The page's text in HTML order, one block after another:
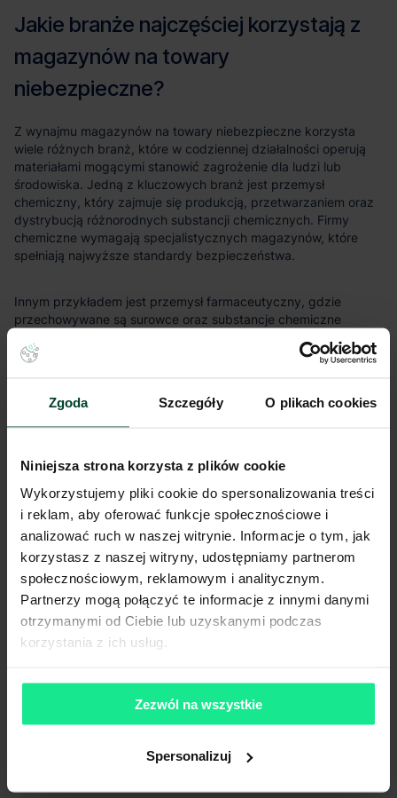
Zgoda Szczegóły O plikach cookies
Niniejsza strona korzysta z plików cookie
Wykorzystujemy pliki cookie do spersonalizowania treści
i reklam, aby oferować funkcje społecznościowe i
analizować ruch w naszej witrynie. Informacje o tym, jak
korzystasz z naszej witryny, udostępniamy partnerom
społecznościowym, reklamowym i analitycznym.
Partnerzy mogą połączyć te informacje z innymi danymi
otrzymanymi od Ciebie lub uzyskanymi podczas
korzystania z ich usług.
Zezwól na wszystkie
Spersonalizuj
Logistyka i transport to kolejne sektory, które często
wymagają wynajmu magazynów na towary niebezpieczne.